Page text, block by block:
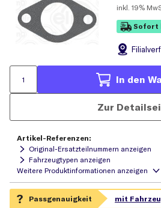
inkl. 19%
Sofort
Filial
In den
Zur
Artikel-Referenzen:
Original-Ersatzteilnummern anzeigen
Fahrzeugtypen anzeigen